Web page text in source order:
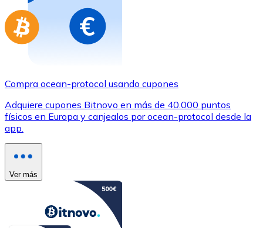
Compra ocean-protocol usando cupones
Adquiere cupones Bitnovo en más de 40.000 puntos
físicos en Europa y canjealos por ocean-protocol desde la
app.
Ver más